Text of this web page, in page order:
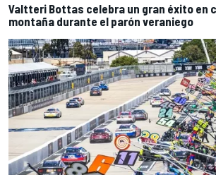
Valtteri Bottas celebra un gran éxito en
montaña durante el parón veraniego